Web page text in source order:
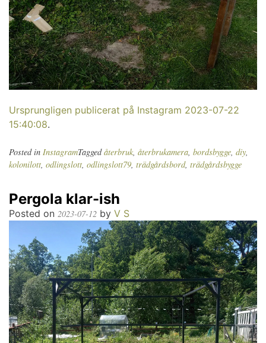
Ursprungligen publicerat på Instagram 2023-07-22
15:40:08.
Posted in InstagramTaggedåterbruk, återbrukamera, bordsbygge, diy,
kolonilott, odlingslott, odlingslott79, trädgårdsbord, trädgårdsbygge
Pergola klar-ish
Posted on 2023-07-12 by V S